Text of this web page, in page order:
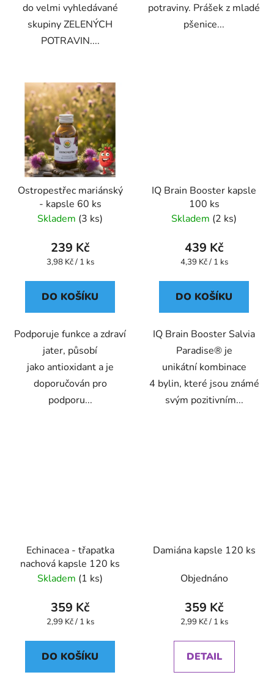
do velmi vyhledávané
skupiny ZELENÝCH
POTRAVIN....
potraviny. Prášek z mladé
pšenice...
Ostropestřec mariánský
- kapsle 60 ks
Skladem (3 ks)
239 Kč
Měrná
3,98 Kč / 1 ks
DO KOŠÍKU
Podporuje funkce a zdraví
jater, působí
jako antioxidant a je
doporučován pro
podporu...
IQ Brain Booster kapsle
100 ks
Skladem (2 ks)
439 Kč
Měrná
4,39 Kč / 1 ks
DO KOŠÍKU
IQ Brain Booster Salvia
Paradise® je
unikátní kombinace
4 bylin, které jsou známé
svým pozitivním...
Echinacea - třapatka
nachová kapsle 120 ks
Skladem (1 ks)
359 Kč
Měrná
2,99 Kč / 1 ks
DO KOŠÍKU
Damiána kapsle 120 ks
Objednáno
359 Kč
Měrná
2,99 Kč / 1 ks
DETAIL